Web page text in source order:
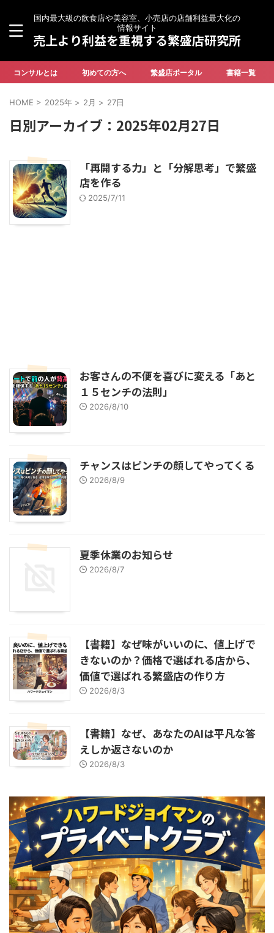
国内最大級の飲食店や美容室、小売店の店舗利益最大化の
情報サイト
売上より利益を重視する繁盛店研究所
コンサルとは 初めての方へ 繁盛店ポータル 書籍一覧
HOME > 2025年 > 2月 > 27日
日別アーカイブ：2025年02月27日
「再開する力」と「分解思考」で繁盛
店を作る
2025/7/11
お客さんの不便を喜びに変える「あと
１５センチの法則」
2026/8/10
チャンスはピンチの顔してやってくる
2026/8/9
夏季休業のお知らせ
2026/8/7
【書籍】なぜ味がいいのに、値上げで
きないのか？価格で選ばれる店から、
価値で選ばれる繁盛店の作り方
2026/8/3
【書籍】なぜ、あなたのAIは平凡な答
えしか返さないのか
2026/8/3